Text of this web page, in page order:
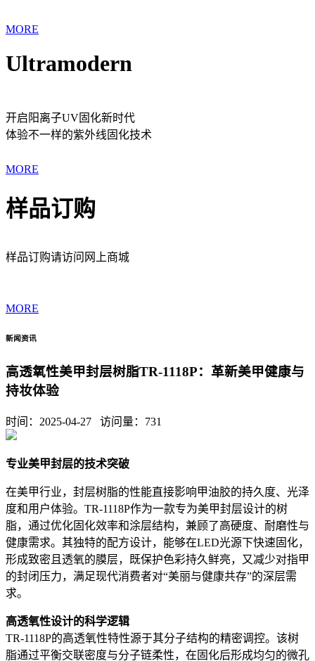
MORE
Ultramodern
开启阳离子UV固化新时代
体验不一样的紫外线固化技术
MORE
样品订购
样品订购请访问网上商城
MORE
新闻资讯
高透氧性美甲封层树脂TR-1118P：革新美甲健康与
持妆体验
时间：2025-04-27 访问量： 731
专业美甲封层的技术突破
在美甲行业，封层树脂的性能直接影响甲油胶的持久度、光泽
度和用户体验。TR-1118P作为一款专为美甲封层设计的树
脂，通过优化固化效率和涂层结构，兼顾了高硬度、耐磨性与
健康需求。其独特的配方设计，能够在LED光源下快速固化，
形成致密且透氧的膜层，既保护色彩持久鲜亮，又减少对指甲
的封闭压力，满足现代消费者对“美丽与健康共存”的深层需
求。
高透氧性设计的科学逻辑
TR-1118P的高透氧性特性源于其分子结构的精密调控。该树
脂通过平衡交联密度与分子链柔性，在固化后形成均匀的微孔